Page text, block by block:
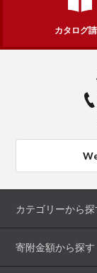
カタログ
カテゴリーから探
寄附金額から探す